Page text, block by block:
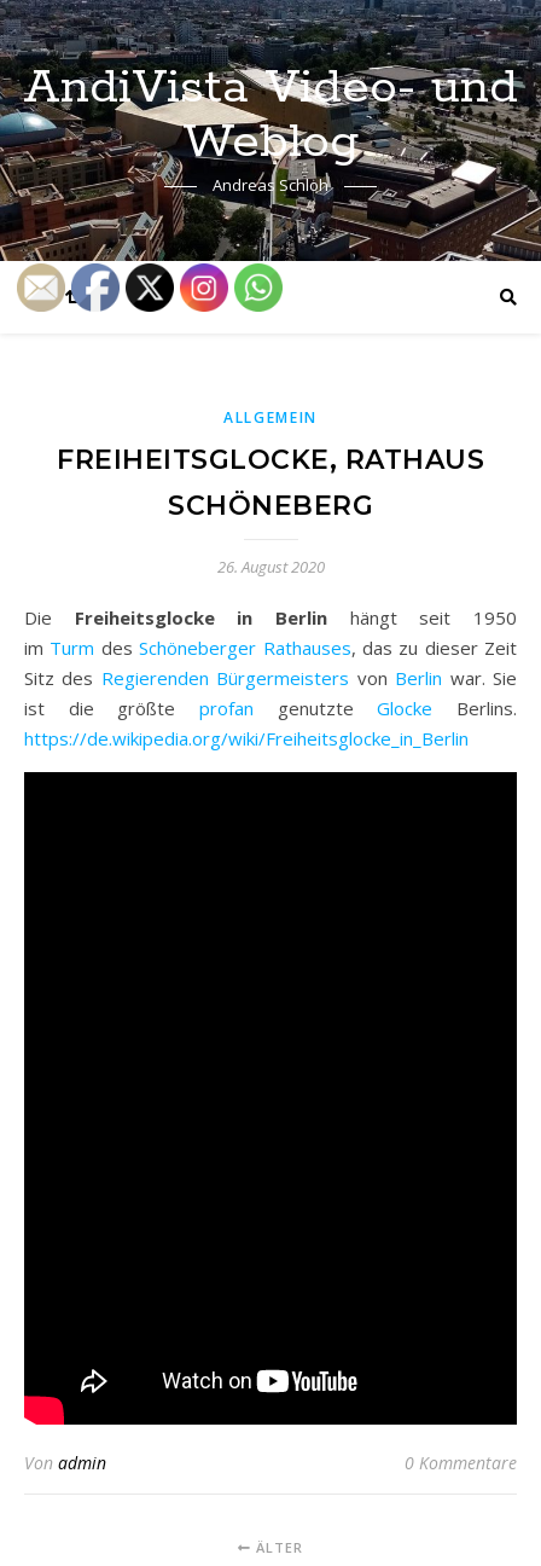
AndiVista Video- und
Weblog
Andreas Schloh
ALLGEMEIN
FREIHEITSGLOCKE, RATHAUS
SCHÖNEBERG
26. August 2020
Die Freiheitsglocke in Berlin hängt seit 1950
im Turm desSchöneberger Rathauses, das zu dieser Zeit
Sitz des Regierenden Bürgermeisters von Berlin war. Sie
ist die größte profan genutzteGlocke Berlins.
https://de.wikipedia.org/wiki/Freiheitsglocke_in_Berlin
Von admin 0 Kommentare
ÄLTER